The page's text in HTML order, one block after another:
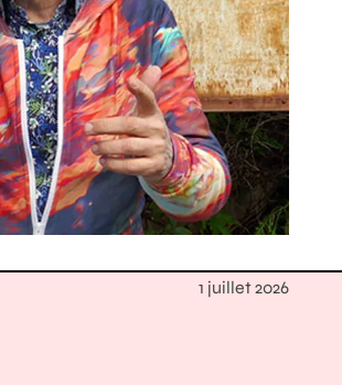
1 juillet 2026